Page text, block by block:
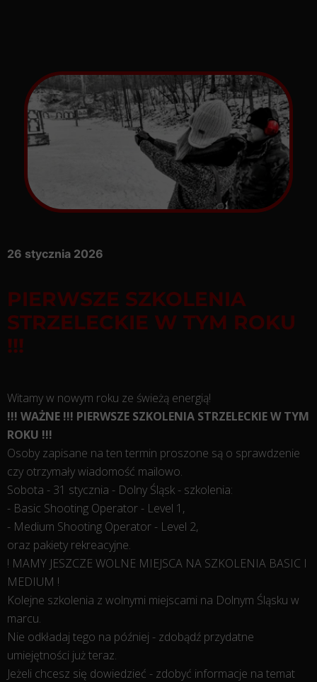
26 stycznia 2026
PIERWSZE SZKOLENIA
STRZELECKIE W TYM ROKU
!!!
Witamy w nowym roku ze świeżą energią!
!!! WAŻNE !!! PIERWSZE SZKOLENIA STRZELECKIE W TYM
ROKU !!!
Osoby zapisane na ten termin proszone są o sprawdzenie
czy otrzymały wiadomość mailowo.
Sobota - 31 stycznia - Dolny Śląsk - szkolenia:
- Basic Shooting Operator - Level 1,
- Medium Shooting Operator - Level 2,
oraz pakiety rekreacyjne.
! MAMY JESZCZE WOLNE MIEJSCA NA SZKOLENIA BASIC I
MEDIUM !
Kolejne szkolenia z wolnymi miejscami na Dolnym Śląsku w
marcu.
Nie odkładaj tego na później - zdobądź przydatne
umiejętności już teraz.
Jeżeli chcesz się dowiedzieć - zdobyć informacje na temat